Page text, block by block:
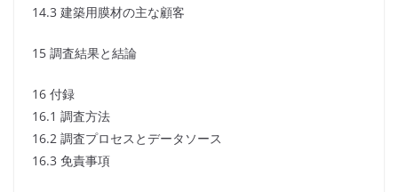
14.3 建築用膜材の主な顧客
15 調査結果と結論
16 付録
16.1 調査方法
16.2 調査プロセスとデータソース
16.3 免責事項